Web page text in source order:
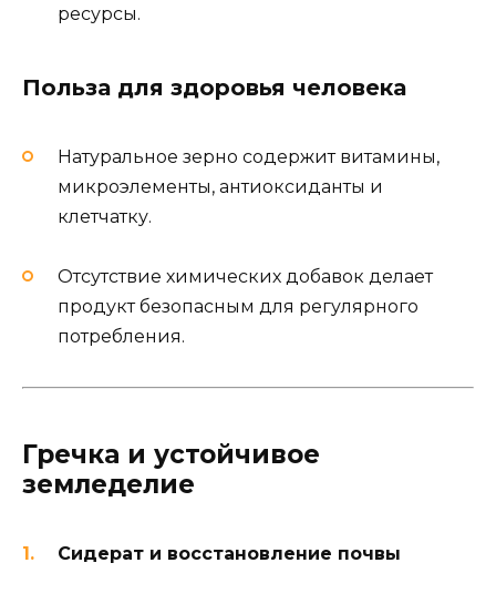
ресурсы.
Польза для здоровья человека
Натуральное зерно содержит витамины,
микроэлементы, антиоксиданты и
клетчатку.
Отсутствие химических добавок делает
продукт безопасным для регулярного
потребления.
Гречка и устойчивое
земледелие
Сидерат и восстановление почвы